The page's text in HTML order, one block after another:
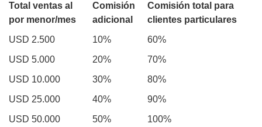
Total ventas al
por menor/mes
Comisión
adicional
Comisión total para
clientes particulares
USD 2.500
10%
60%
USD 5.000
20%
70%
USD 10.000
30%
80%
USD 25.000
40%
90%
USD 50.000
50% 100%